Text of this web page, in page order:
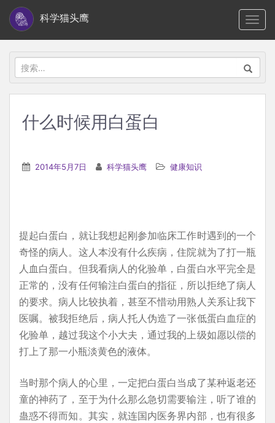
i
科学猫头鹰
搜
索：
什么时候用白蛋白
2014年5月7日 科学猫头鹰 健康知识
提起白蛋白，就让我想起刚参加临床工作时遇到的一个
奇怪的病人。这人本没有什么疾病，住院就为了打一瓶
人血白蛋白。但我看病人的化验单，白蛋白水平完全是
正常的，没有任何输注白蛋白的指征，所以拒绝了病人
的要求。病人比较执着，甚至不惜动用熟人关系让我下
医嘱。被我拒绝后，病人托人伪造了一张低蛋白血症的
化验单，越过我这个小大夫，通过我的上级如愿以偿的
打上了那一小瓶淡黄色的液体。
当时那个病人的心里，一定把白蛋白当成了某种返老还
童的神药了，至于为什么那么急切需要输注，听了谁的
蛊惑不得而知。其实，就连国内医务界内部，也有很多